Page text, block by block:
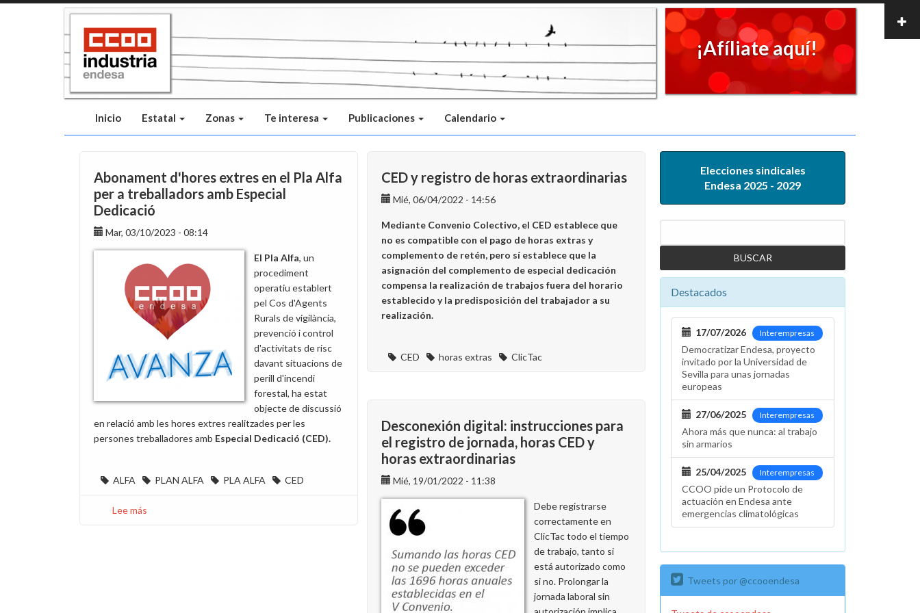
¡Afíliate aquí!
Inicio Estatal Zonas Te interesa Publicaciones Calendario
Abonament d'hores extres en el Pla Alfa
per a treballadors amb Especial
Dedicació
Mar, 03/10/2023 - 08:14
El Pla Alfa, un
procediment
operatiu establert
pel Cos d'Agents
Rurals de vigilància,
prevenció i control
d'activitats de risc
davant situacions de
perill d'incendi
forestal, ha estat
objecte de discussió
en relació amb les hores extres realitzades per les
persones treballadores amb Especial Dedicació (CED).
ALFA PLAN ALFA PLA ALFA CED
Lee más
CED y registro de horas extraordinarias
Mié, 06/04/2022 - 14:56
Mediante Convenio Colectivo, el CED establece que
no es compatible con el pago de horas extras y
complemento de retén, pero sí establece que la
asignación del complemento de especial dedicación
compensa la realización de trabajos fuera del horario
establecido y la predisposición del trabajador a su
realización.
CED horas extras ClicTac
Desconexión digital: instrucciones para
el registro de jornada, horas CED y
horas extraordinarias
Mié, 19/01/2022 - 11:38
Debe registrarse
correctamente en
ClicTac todo el tiempo
de trabajo, tanto si
está autorizado como
si no. Prolongar la
jornada laboral sin
Elecciones sindicales
Endesa 2025 - 2029
Destacados
Interempresas
17/07/2026
Democratizar Endesa, proyecto
invitado por la Universidad de
Sevilla para unas jornadas
europeas
Interempresas
27/06/2025
Ahora más que nunca: al trabajo
sin armarios
Interempresas
25/04/2025
CCOO pide un Protocolo de
actuación en Endesa ante
emergencias climatológicas
Tweets por @ccooendesa